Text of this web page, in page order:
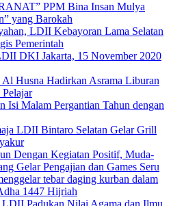
PPM Bina Insan Mulya
yang Barokah
LDII Kebayoran Lama Selatan
Pemerintah
DKI Jakarta, 15 November 2020
Husna Hadirkan Asrama Liburan
Isi Malam Pergantian Tahun dengan
LDII Bintaro Selatan Gelar Grill
Dengan Kegiatan Positif, Muda-
Gelar Pengajian dan Games Seru
tebar daging kurban dalam
1447 Hijriah